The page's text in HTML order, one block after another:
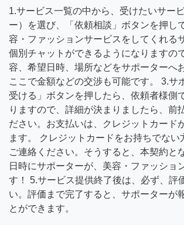
1.サービス一覧の中から、受けたいサー
ー）を選び、「依頼相談」ボタンを押し
容・ファッションサービスをしてくれる
個別チャットができるようになりますの
容、希望日時、場所などをサポーターへ
ここで金額などの交渉も可能です。 3.サ
受ける」ボタンを押したら、依頼者様側
りますので、詳細が決まりましたら、前
ださい。お支払いは、クレジットカード
ます。 クレジットカードをお持ちでない
ご連絡ください。そうすると、本契約と
日時にサポーターが、美容・ファッショ
す！ 5.サービス提供終了後は、必ず、評
い。評価まで完了すると、サポーターが
とができます。